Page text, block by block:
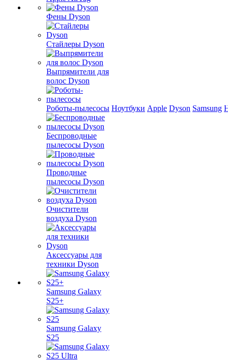
Фены Dyson
Стайлеры Dyson
Выпрямители для
волос Dyson
Роботы-пылесосы
Беспроводные
пылесосы Dyson
Проводные
пылесосы Dyson
Очистители
воздуха Dyson
Аксессуары для
техники Dyson
Samsung Galaxy
S25+
Samsung Galaxy
S25
Ноутбуки Apple Dyson Samsung